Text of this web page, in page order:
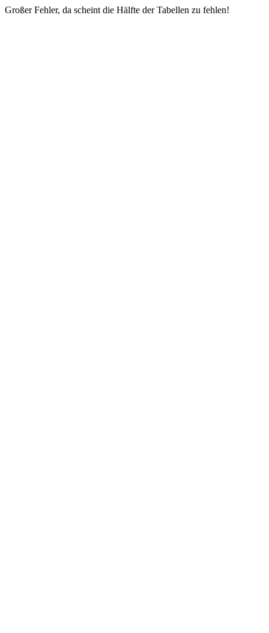
Großer Fehler, da scheint die Hälfte der Tabellen zu fehlen!